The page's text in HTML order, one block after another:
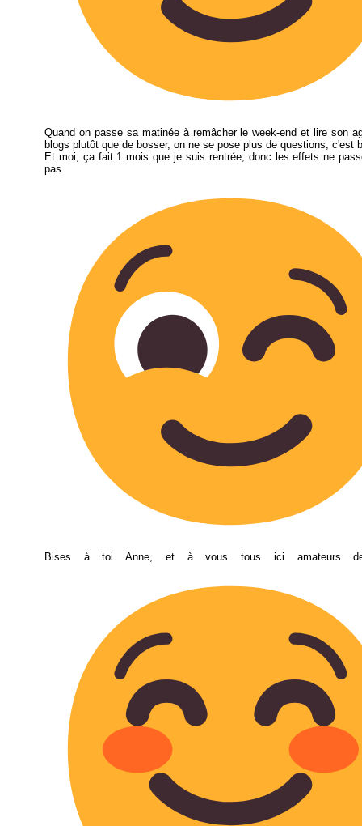
Quand on passe sa matinée à remâcher le week-end et lire son
blogs plutôt que de bosser, on ne se pose plus de questions, c'est
Et moi, ça fait 1 mois que je suis rentrée, donc les effets ne
pas
Bises à toi Anne, et à vous tous ici amateurs de